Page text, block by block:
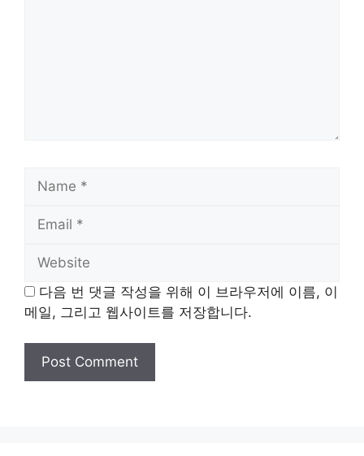
다음 번 댓글 작성을 위해 이 브라우저에 이름, 이
메일, 그리고 웹사이트를 저장합니다.